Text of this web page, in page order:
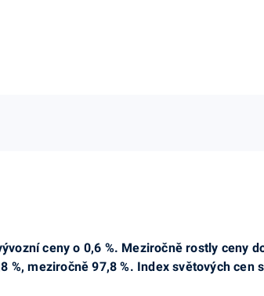
ceny o 0,6 %. Meziročně rostly ceny
%, meziročně 97,8 %. Index světových cen